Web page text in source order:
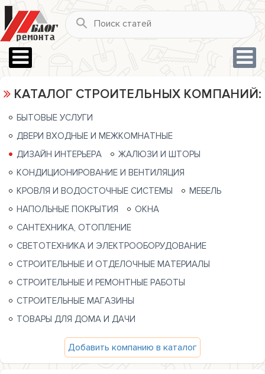
КАТАЛОГ СТРОИТЕЛЬНЫХ КОМПАНИЙ:
БЫТОВЫЕ УСЛУГИ
ДВЕРИ ВХОДНЫЕ И МЕЖКОМНАТНЫЕ
ДИЗАЙН ИНТЕРЬЕРА
ЖАЛЮЗИ И ШТОРЫ
КОНДИЦИОНИРОВАНИЕ И ВЕНТИЛЯЦИЯ
КРОВЛЯ И ВОДОСТОЧНЫЕ СИСТЕМЫ
МЕБЕЛЬ
НАПОЛЬНЫЕ ПОКРЫТИЯ
ОКНА
САНТЕХНИКА, ОТОПЛЕНИЕ
СВЕТОТЕХНИКА И ЭЛЕКТРООБОРУДОВАНИЕ
СТРОИТЕЛЬНЫЕ И ОТДЕЛОЧНЫЕ МАТЕРИАЛЫ
СТРОИТЕЛЬНЫЕ И РЕМОНТНЫЕ РАБОТЫ
СТРОИТЕЛЬНЫЕ МАГАЗИНЫ
ТОВАРЫ ДЛЯ ДОМА И ДАЧИ
Добавить компанию в каталог